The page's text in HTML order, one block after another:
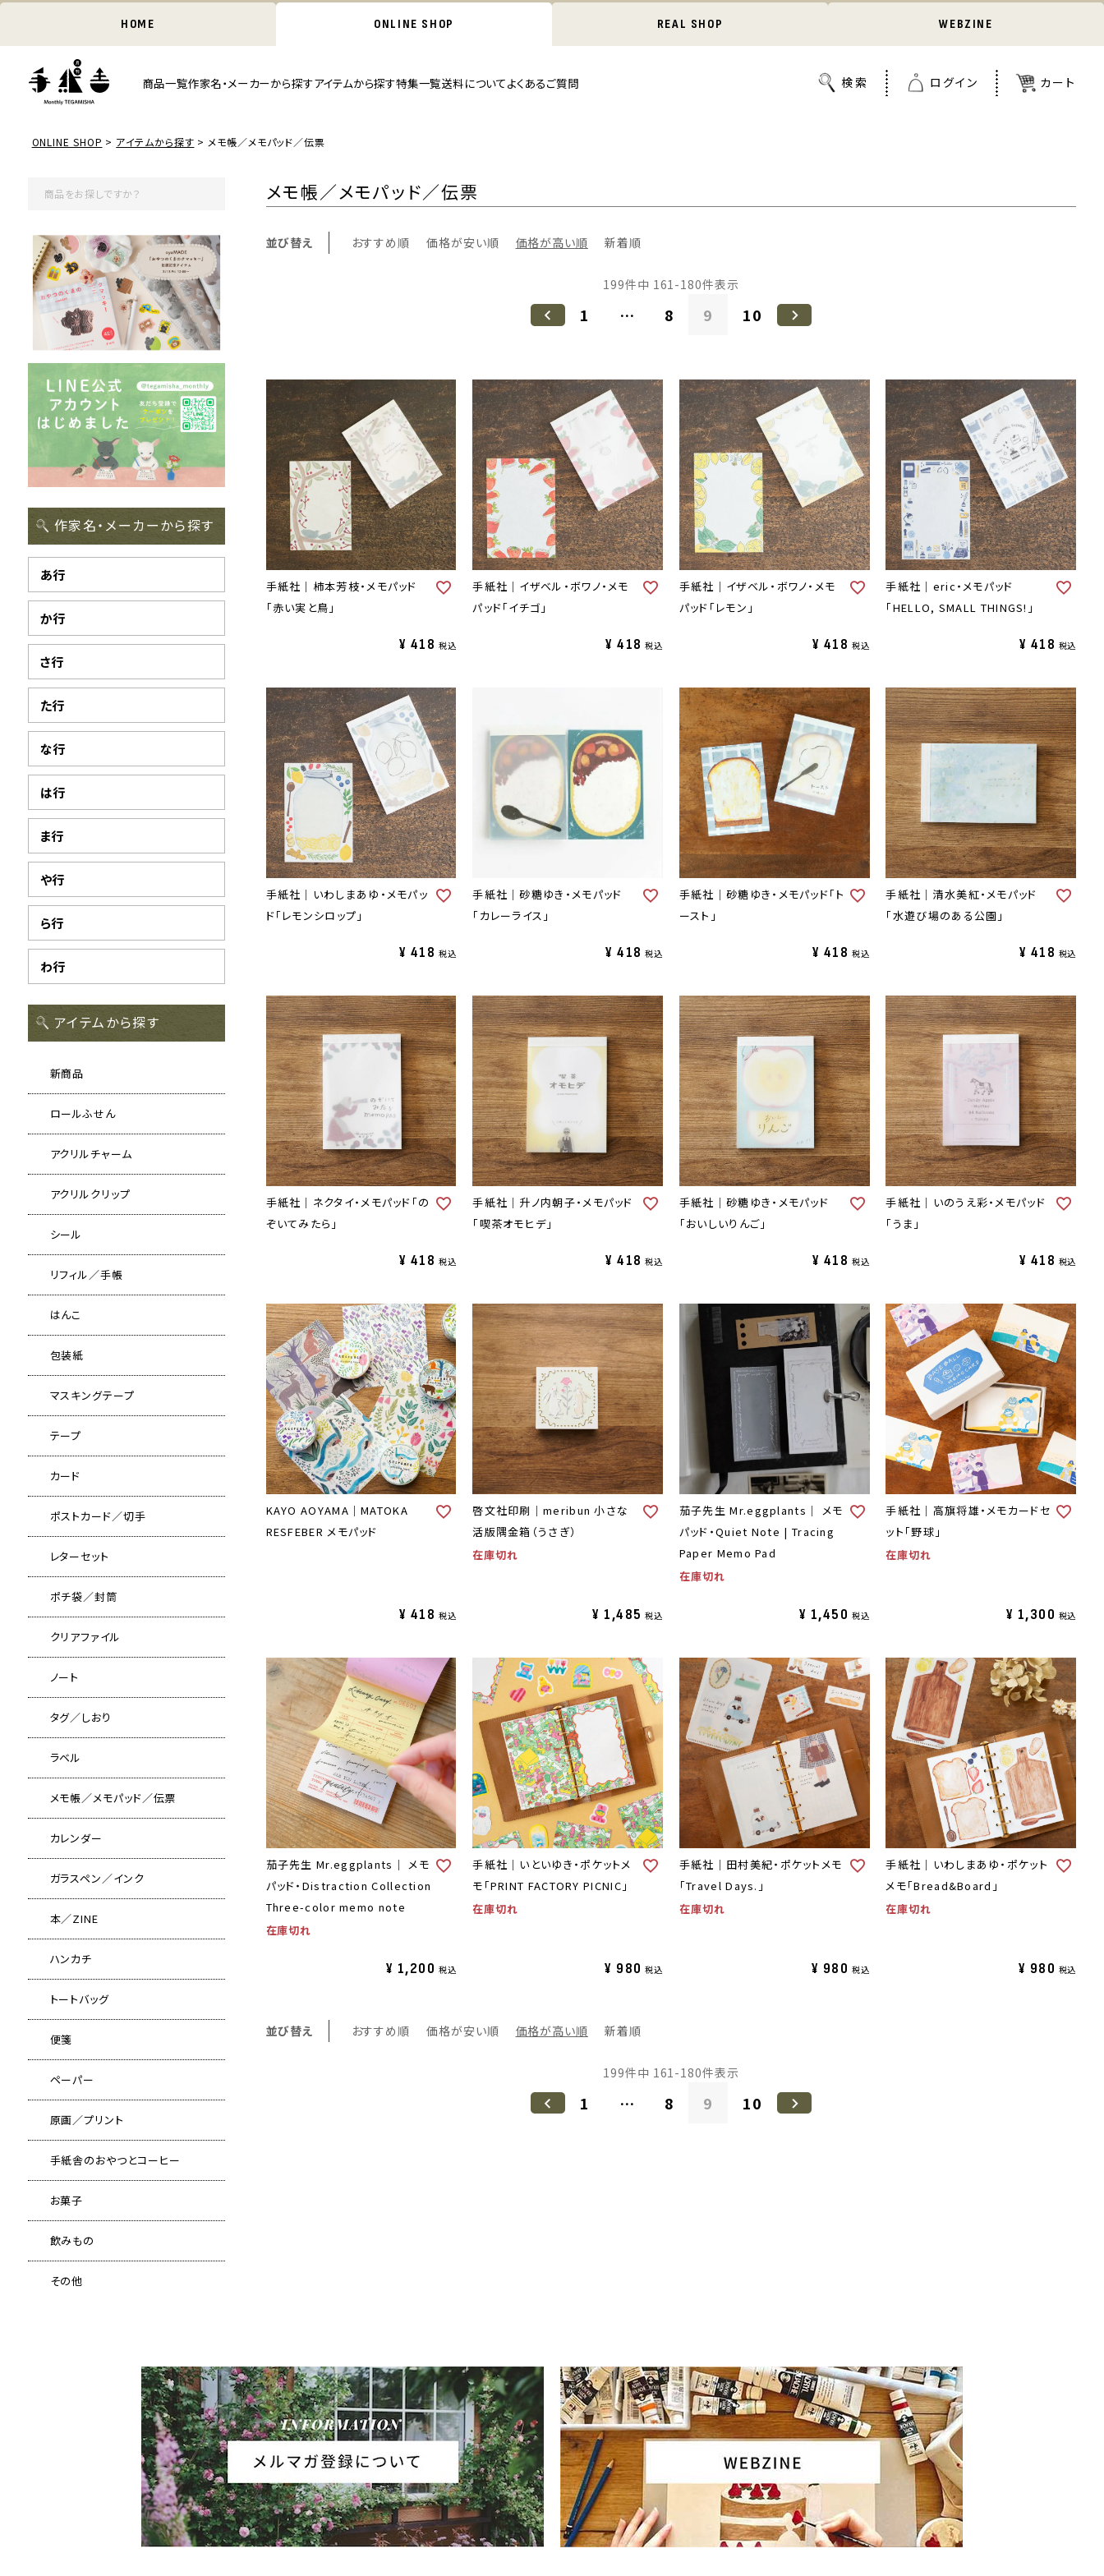
HOME ONLINE SHOP REAL SHOP WEBZINE
商品一覧作家名・メーカーから探すアイテムから探す特集一覧送料についてよくあるご質問
ONLINE SHOP アイテムから探す メモ帳／メモパッド／伝票
作家名・メーカーから探す
あ行
か行
さ行
た行
な行
は行
ま行
や行
ら行
わ行
アイテムから探す
新商品
ロールふせん
アクリルチャーム
アクリルクリップ
シール
リフィル／手帳
はんこ
包装紙
マスキングテープ
テープ
カード
ポストカード／切手
レターセット
ポチ袋／封筒
クリアファイル
ノート
タグ／しおり
ラベル
メモ帳／メモパッド／伝票
カレンダー
ガラスペン／インク
本／ZINE
ハンカチ
トートバッグ
便箋
ペーパー
原画／プリント
手紙舎のおやつとコーヒー
お菓子
飲みもの
その他
メモ帳／メモパッド／伝票
並び替え おすすめ順 価格が安い順 価格が高い順 新着順
199件中 161-180件表示
1 … 8 9 10
手紙社｜柿本芳枝・メモパッド
「赤い実と鳥」
¥ 418 税込
手紙社｜イザベル・ボワノ・メモ
パッド「イチゴ」
¥ 418 税込
手紙社｜イザベル・ボワノ・メモ
パッド「レモン」
¥ 418 税込
手紙社｜eric・メモパッド
「HELLO, SMALL THINGS!」
¥ 418 税込
手紙社｜いわしまあゆ・メモパッ
ド「レモンシロップ」
¥ 418 税込
手紙社｜砂糖ゆき・メモパッド
「カレーライス」
¥ 418 税込
手紙社｜砂糖ゆき・メモパッド「ト
ースト」
¥ 418 税込
手紙社｜清水美紅・メモパッド
「水遊び場のある公園」
¥ 418 税込
手紙社｜ネクタイ・メモパッド「の
ぞいてみたら」
¥ 418 税込
手紙社｜升ノ内朝子・メモパッド
「喫茶オモヒデ」
¥ 418 税込
手紙社｜砂糖ゆき・メモパッド
「おいしいりんご」
¥ 418 税込
手紙社｜いのうえ彩・メモパッド
「うま」
¥ 418 税込
KAYO AOYAMA｜MATOKA
RESFEBER メモパッド
¥ 418 税込
啓文社印刷｜meribun 小さな
活版隅金箱（うさぎ）
在庫切れ
¥ 1,485 税込
茄子先生 Mr.eggplants｜ メモ
パッド・Quiet Note | Tracing
Paper Memo Pad
在庫切れ
¥ 1,450 税込
手紙社｜高旗将雄・メモカードセ
ット「野球」
在庫切れ
¥ 1,300 税込
茄子先生 Mr.eggplants｜ メモ
パッド・Distraction Collection
Three-color memo note
在庫切れ
¥ 1,200 税込
手紙社｜いといゆき・ポケットメ
モ「PRINT FACTORY PICNIC」
在庫切れ
¥ 980 税込
手紙社｜田村美紀・ポケットメモ
「Travel Days.」
在庫切れ
¥ 980 税込
手紙社｜いわしまあゆ・ポケット
メモ「Bread&Board」
在庫切れ
¥ 980 税込
並び替え おすすめ順 価格が安い順 価格が高い順 新着順
199件中 161 -180件表示
1 … 8 9 10